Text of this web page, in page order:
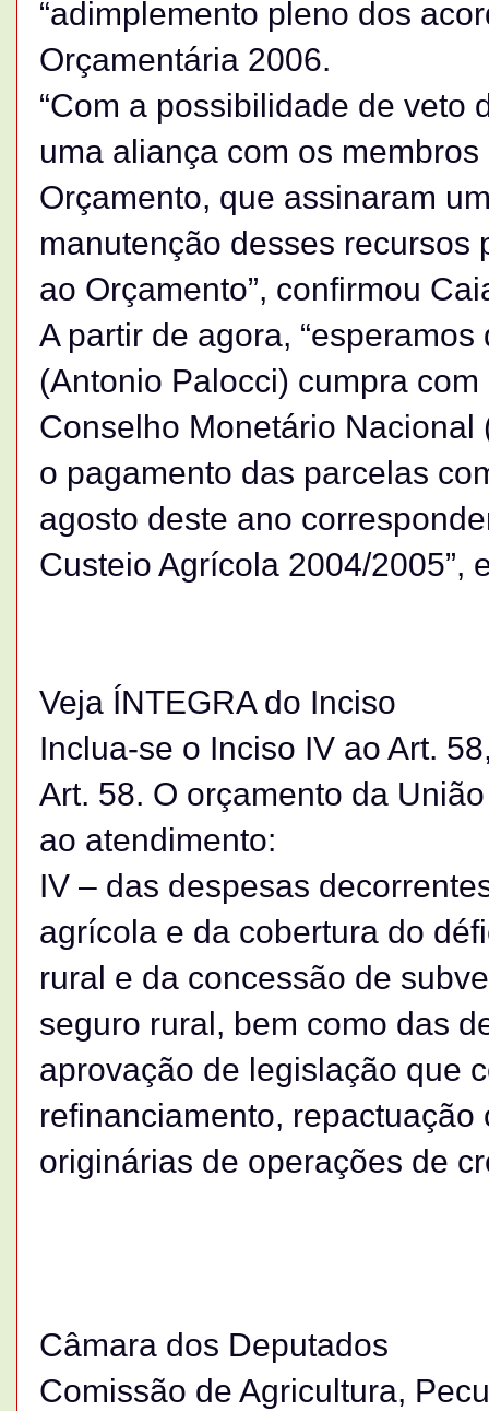
“adimplemento pleno dos
Orçamentária 2006.
“Com a possibilidade de veto
uma aliança com os
Orçamento, que assinaram
manutenção desses recursos
ao Orçamento”, confirmou
A partir de agora,
(Antonio Palocci) cumpra
Conselho Monetário
o pagamento das parcelas
agosto deste ano
Custeio Agrícola 2004/2005”,
Veja ÍNTEGRA do Inciso
Inclua-se o Inciso IV ao Art.
Art. 58. O orçamento da
ao atendimento:
IV – das despesas
agrícola e da cobertura do
rural e da concessão de
seguro rural, bem como das
aprovação de legislação que
refinanciamento,
originárias de operações de
Câmara dos Deputados
Comissão de Agricultura,